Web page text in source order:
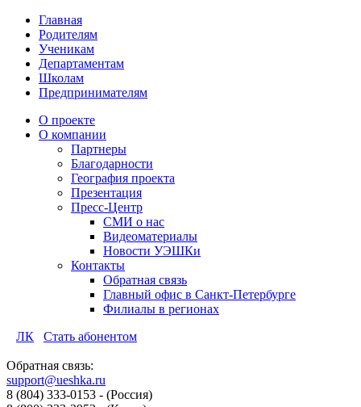
Главная
Родителям
Ученикам
Департаментам
Школам
Предпринимателям
О проекте
О компании
Партнеры
Благодарности
География проекта
Презентация
Пресс-Центр
СМИ о нас
Видеоматериалы
Новости УЭШКи
Контакты
Обратная связь
Главный офис в Санкт-Петербурге
Филиалы в регионах
ЛК
Стать абонентом
Обратная связь:
support@ueshka.ru
8 (804) 333-0153 - (Россия)